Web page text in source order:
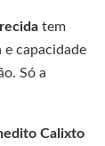
tem
capacidade
Só a
Calixto